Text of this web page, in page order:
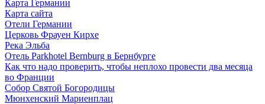
Карта Германии
Карта сайта
Отели Германии
Церковь Фрауен Кирхе
Река Эльба
Отель Parkhotel Bernburg в Бернбурге
Как что надо проверить, чтобы неплохо провести два месяца
во Франции
Собор Святой Богородицы
Мюнхенский Мариенплац